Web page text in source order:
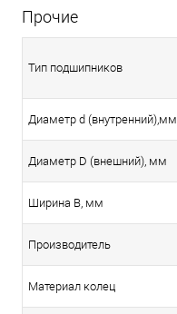
Прочие
Тип подшипников
Диаметр d (внутренний),мм
Диаметр D (внешний), мм
Ширина B, мм
Производитель
Материал колец